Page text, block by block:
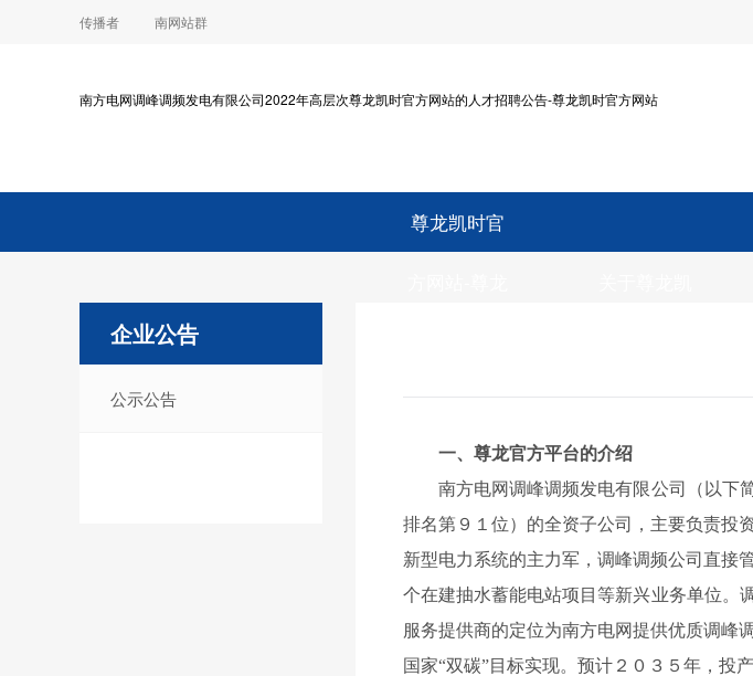
传播者 南网站群
南方电网调峰调频发电有限公司2022年高层次尊龙凯时官方网站的人才招聘公告-尊龙凯时官方网站
尊龙凯时官
企业公告
公示公告
一、尊龙官方平台的介绍
南方电网调峰调频发电有限公司 （ 以下
排名第 ９１ 位）的全资子公司， 主要负责投
新型电力系统的主力军， 调峰调频公司 直接
个在建抽水蓄能电站项目等新兴业务单位。
服务提供商的定位为南方电网提供优质调峰
国家“双碳”目标实现。预计２０３５年，投